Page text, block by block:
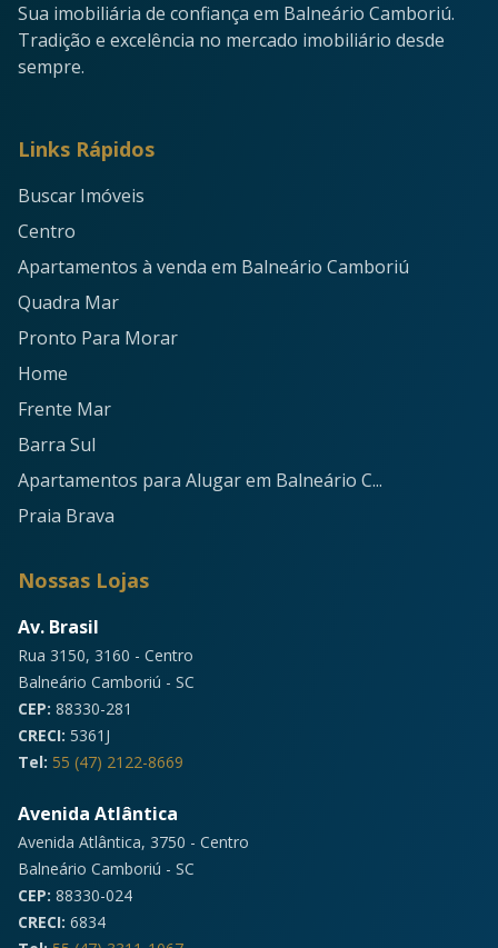
Sua imobiliária de confiança em Balneário Camboriú.
Tradição e excelência no mercado imobiliário desde
sempre.
Links Rápidos
Buscar Imóveis
Centro
Apartamentos à venda em Balneário Camboriú
Quadra Mar
Pronto Para Morar
Home
Frente Mar
Barra Sul
Apartamentos para Alugar em Balneário C...
Praia Brava
Nossas Lojas
Av. Brasil
Rua 3150, 3160 - Centro
Balneário Camboriú - SC
CEP: 88330-281
CRECI: 5361J
Tel: 55 (47) 2122-8669
Avenida Atlântica
Avenida Atlântica, 3750 - Centro
Balneário Camboriú - SC
CEP: 88330-024
CRECI: 6834